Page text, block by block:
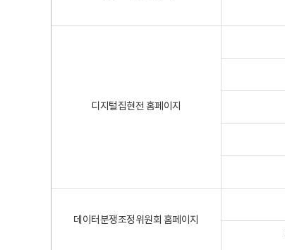
디지털집현전 홈페이지
데이터분쟁조정위원회 홈페이지